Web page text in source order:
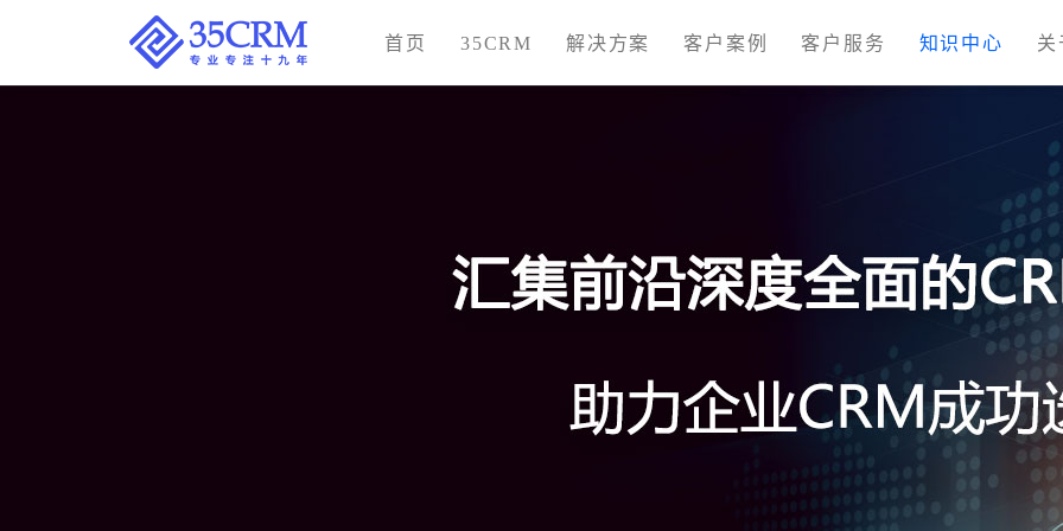
首页 35CRM 解决方案 客户案例 客户服务 知识中心 关